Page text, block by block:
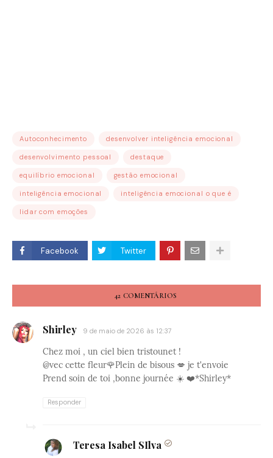
Autoconhecimento desenvolver inteligência emocional
desenvolvimento pessoal destaque
equilíbrio emocional gestão emocional
inteligência emocional inteligência emocional o que é
lidar com emoções
Facebook Twitter
42 COMENTÁRIOS
Shirley 9 de maio de 2026 às 12:37
Chez moi , un ciel bien tristounet !
@vec cette fleur🌹Plein de bisous 💋 je t'envoie
Prend soin de toi ,bonne journée ☀️ ❤️*Shirley*
Responder
Teresa Isabel SIlva